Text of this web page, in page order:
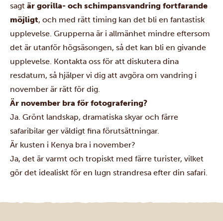
sagt är gorilla- och schimpansvandring fortfarande
möjligt, och med rätt timing kan det bli en fantastisk
upplevelse. Grupperna är i allmänhet mindre eftersom
det är utanför högsäsongen, så det kan bli en givande
upplevelse. Kontakta oss för att diskutera dina
resdatum, så hjälper vi dig att avgöra om vandring i
november är rätt för dig.
Är november bra för fotografering?
Ja. Grönt landskap, dramatiska skyar och färre
safaribilar ger väldigt fina förutsättningar.
Är kusten i Kenya bra i november?
Ja, det är varmt och tropiskt med färre turister, vilket
gör det idealiskt för en lugn strandresa efter din safari.